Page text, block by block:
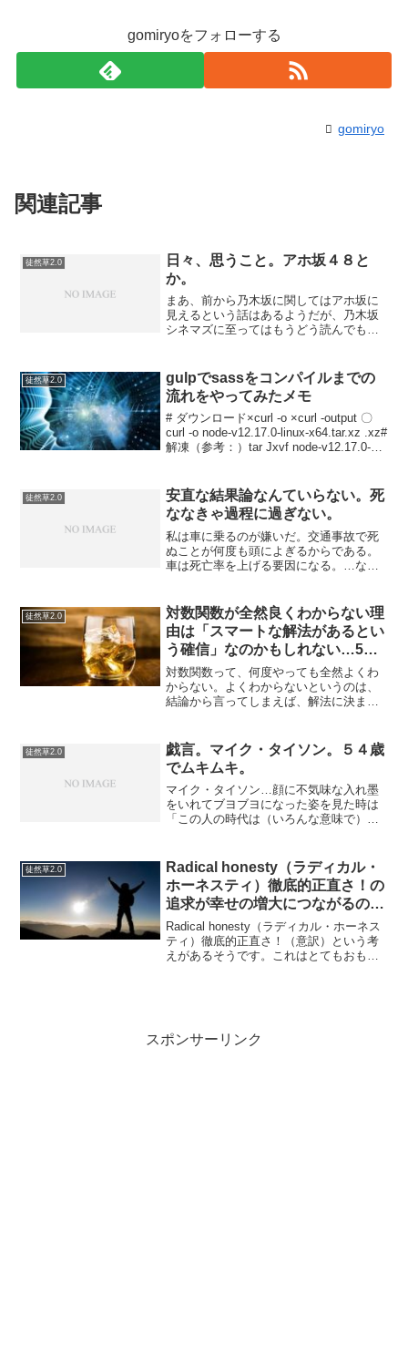
gomiryoをフォローする
gomiryo
関連記事
徒然草2.0
日々、思うこと。アホ坂４８と
か。
まあ、前から乃木坂に関してはアホ坂に
見えるという話はあるようだが、乃木坂
シネマズに至ってはもうどう読んでもア
れは読ませようとしているのではないか
と。電車の中で目を疑った...
徒然草2.0
gulpでsassをコンパイルまでの
流れをやってみたメモ
# ダウンロード×curl -o ×curl -output 〇
curl -o node-v12.17.0-linux-x64.tar.xz .xz#
解凍（参考：）tar Jxvf node-v12.17.0-
徒然草2.0
安直な結果論なんていらない。死
ななきゃ過程に過ぎない。
私は車に乗るのが嫌いだ。交通事故で死
ぬことが何度も頭によぎるからである。
車は死亡率を上げる要因になる。…なん
ころがある。あなたは死にかけたことが
ある人はいるだろうか？交...
徒然草2.0
対数関数が全然良くわからない理
由は「スマートな解法があるとい
う確信」なのかもしれない…5の
130乗は何桁か？
対数関数って、何度やっても全然よくわ
からない。よくわからないというのは、
結論から言ってしまえば、解法に決まり
式の変換の連続が極めて人の感覚に頼っ
た連想ゲームみたいだとい...
徒然草2.0
戯言。マイク・タイソン。５４歳
でムキムキ。
マイク・タイソン…顔に不気味な入れ墨
をいれてブヨブヨになった姿を見た時は
「この人の時代は（いろんな意味で）終
バい。自分もゴリゴリになりたいと思っ
たことがあるけど、内臓と...
徒然草2.0
Radical honesty（ラディカル・
ホーネスティ）徹底的正直さ！の
追求が幸せの増大につながるので
はないか？
Radical honesty（ラディカル・ホーネス
ティ）徹底的正直さ！（意訳）という考
えがあるそうです。これはとてもおもし
スポンサーリンク